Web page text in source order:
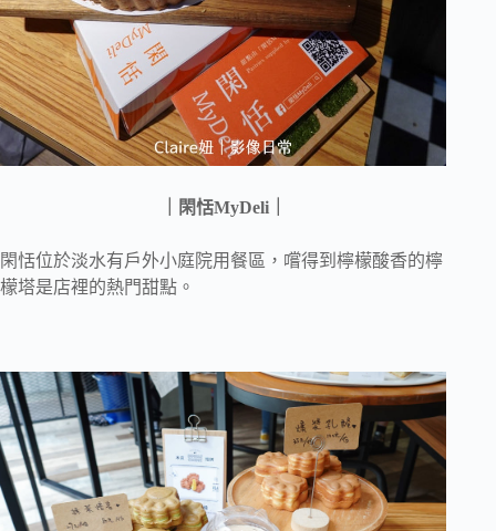
｜閑恬MyDeli｜
閑恬位於淡水有戶外小庭院用餐區，嚐得到檸檬酸香的檸
檬塔是店裡的熱門甜點。